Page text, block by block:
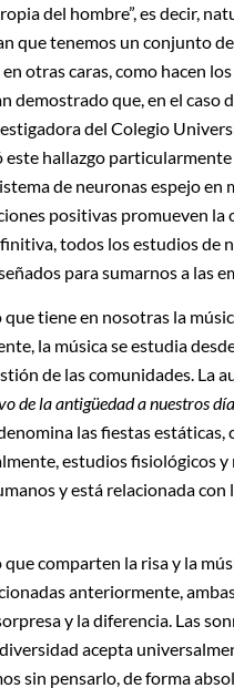
del hombre”, es decir,
que tenemos un conjunto
otras caras, como hacen
demostrado que, en el
del Colegio
hallazgo
de neuronas espejo
positivas promueven la
todos los estudios de
para sumarnos a las
tiene en nosotras la
la música se estudia
de las comunidades. La
de la antigüedad a nuestros
las fiestas estáticas,
estudios fisiológicos
y está relacionada
comparten la risa y la
anteriormente,
y la diferencia. Las
acepta
sin pensarlo, de forma